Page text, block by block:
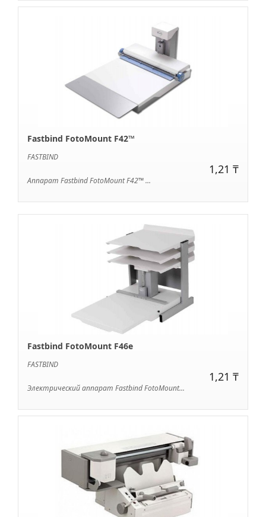
Fastbind FotoMount F42™
FASTBIND
1,21 ₸
Аппарат Fastbind FotoMount F42™ ...
Fastbind FotoMount F46e
FASTBIND
1,21 ₸
Электрический аппарат Fastbind FotoMount...